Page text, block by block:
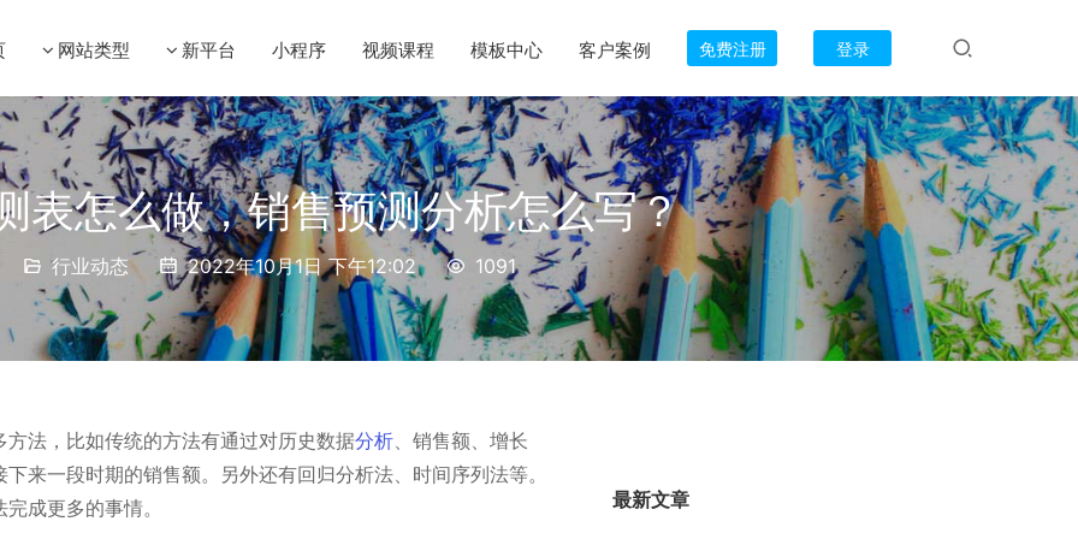
网站类型 新平台 小程序 视频课程 模板中心 客户案例 免费注册 登录
表怎么做，销售预测分析怎么写？
行业动态 2022年10月1日 下午12:02 1091
法，比如传统的方法有通过对历史数据分析、销售额、增长
来一段时期的销售额。另外还有回归分析法、时间序列法等。
成更多的事情。
最新文章